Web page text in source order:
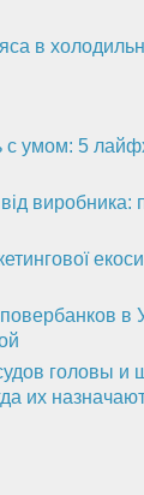
в
с умом: 5
від
в
головы и
их